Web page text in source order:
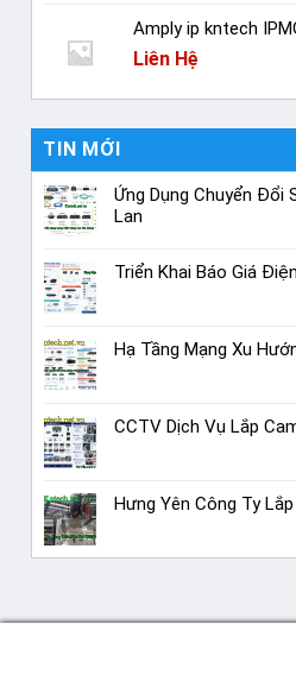
Amply ip kntech
Liên Hệ
TIN MỚI
Ứng Dụng Chuyển Đổi
Lan
Triển Khai Báo Giá
Hạ Tầng Mạng Xu
CCTV Dịch Vụ Lắp
Hưng Yên Công Ty